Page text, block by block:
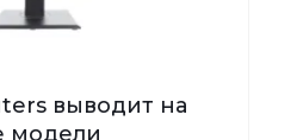
выводит на
модели